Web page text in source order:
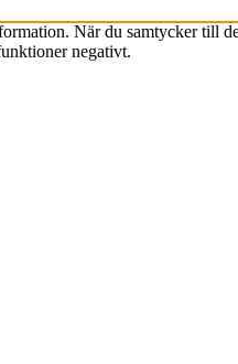
När du samtycker till
negativt.